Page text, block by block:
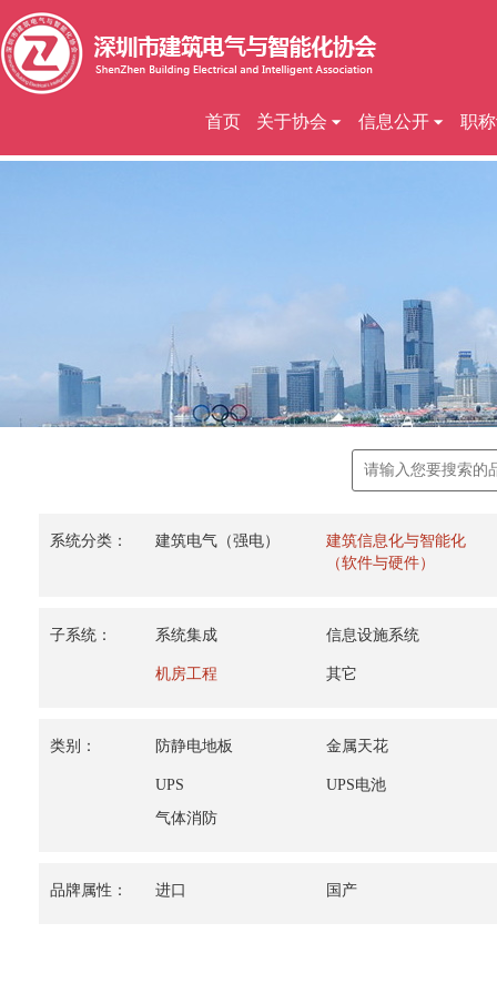
首页 关于协会 信息公开 职
系统分类： 建筑电气（强电）
建筑信息化与智能化
（软件与硬件）
子系统： 系统集成 信息设施系统
机房工程 其它
类别： 防静电地板 金属天花
UPS
UPS电池
气体消防
品牌属性： 进口 国产